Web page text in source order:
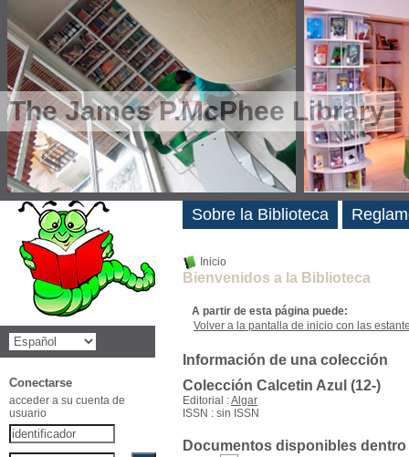
The James P.McPhee Library
Inicio
Bienvenidos a la Biblioteca
A partir de esta página puede:
Volver a la pantalla de inicio con las
Información de una colección
Colección Calcetin Azul (12-)
Editorial :Algar
ISSN : sin ISSN
Documentos disponibles
Sobre la Biblioteca
Novedades
Conectarse
acceder a su cuenta de
usuario